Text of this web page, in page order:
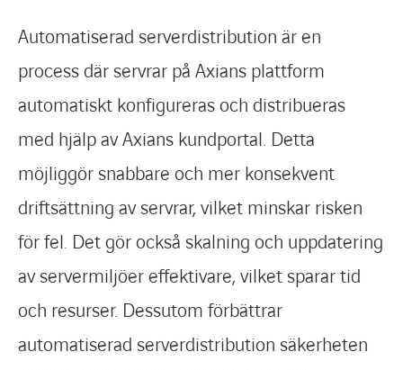
Automatiserad serverdistribution är en
process där servrar på Axians plattform
automatiskt konfigureras och distribueras
med hjälp av Axians kundportal. Detta
möjliggör snabbare och mer konsekvent
driftsättning av servrar, vilket minskar risken
för fel. Det gör också skalning och uppdatering
av servermiljöer effektivare, vilket sparar tid
och resurser. Dessutom förbättrar
automatiserad serverdistribution säkerheten